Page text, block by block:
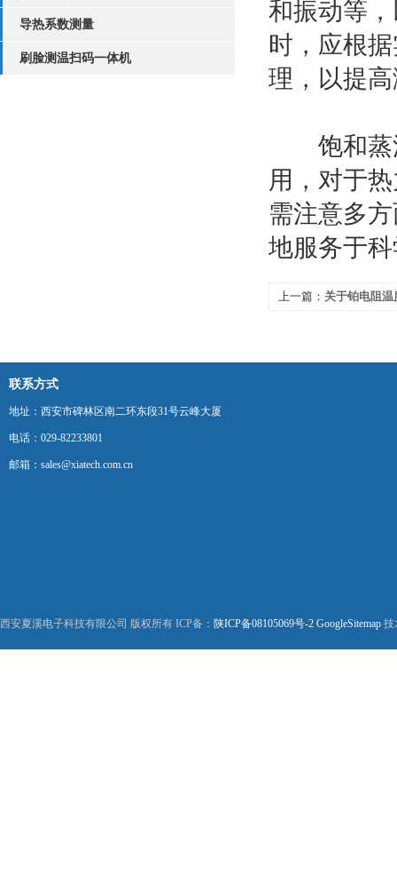
导热系数测量
刷脸测温扫码一体机
和振动等
时，应根
理，以提
饱和蒸汽
用，对于
需注意多
地服务于
上一篇： 关于铂电阻
联系方式
地址：西安市碑林区南二环东段31号云峰大厦
电话：029-82233801
邮箱：sales@xiatech.com.cn
西安夏溪电子科技有限公司 版权所有 ICP备： 陕ICP备08105069号-2 GoogleSitemap 技